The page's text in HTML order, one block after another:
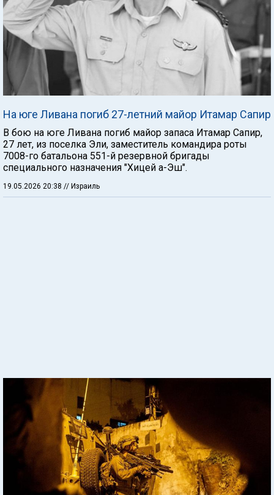
На юге Ливана погиб 27-летний майор Итамар Сапир
В бою на юге Ливана погиб майор запаса Итамар Сапир,
27 лет, из поселка Эли, заместитель командира роты
7008-го батальона 551-й резервной бригады
специального назначения "Хицей а-Эш".
19.05.2026 20:38 // Израиль